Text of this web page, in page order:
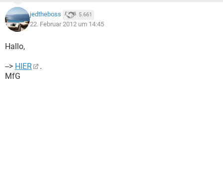
jedtheboss 5.661
22. Februar 2012 um 14:45
Hallo,
--> HIER
.
MfG